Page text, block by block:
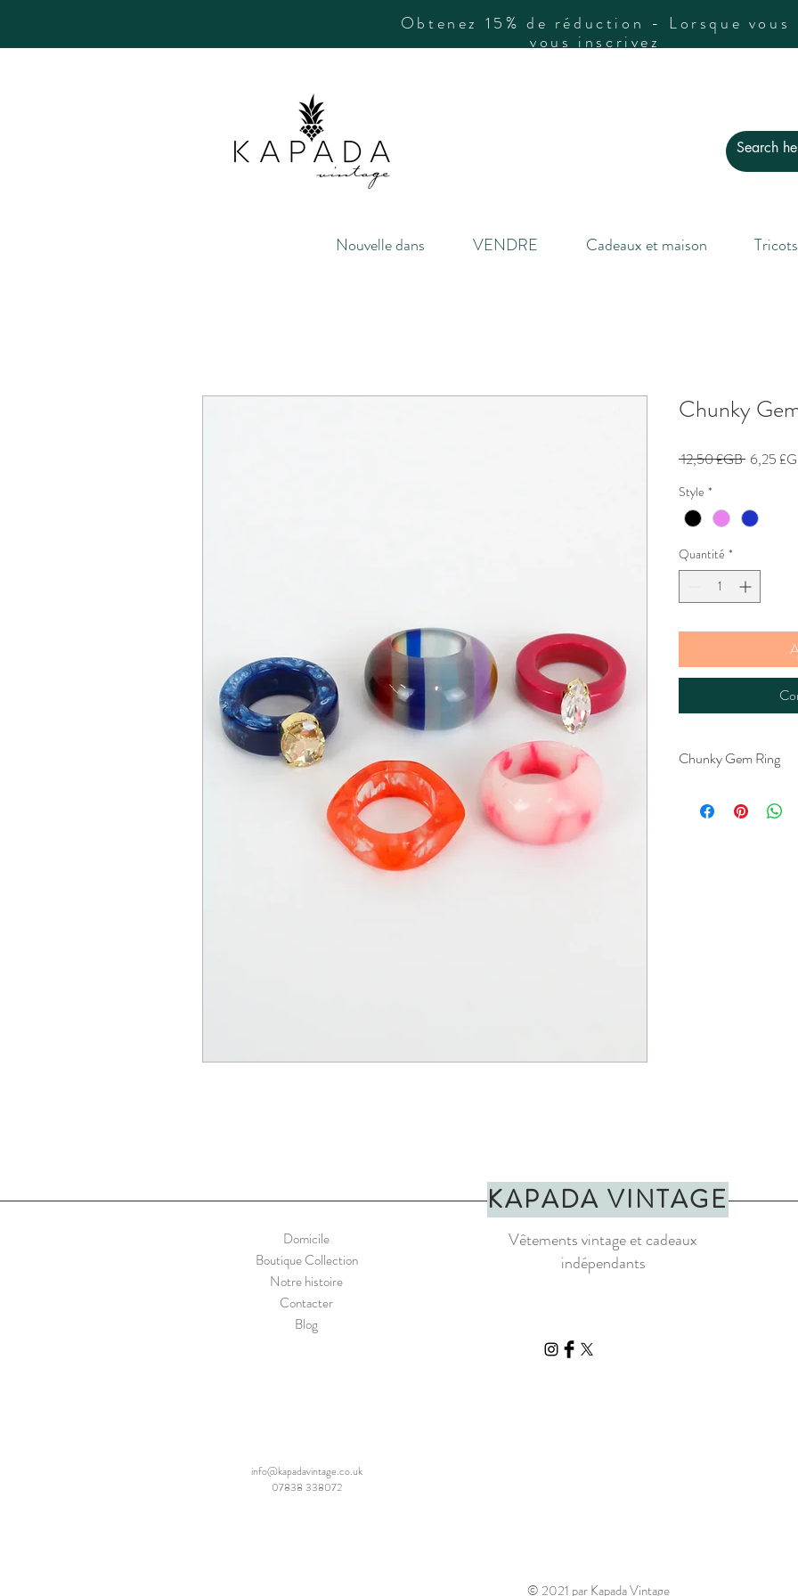
Obtenez 15% de réduction - Lorsque vous
vous inscrivez
Nouvelle dans VENDRE Cadeaux et maison Tricots
Chunky
12,50 £GB Prix
6,25
Style *
Quantité *
Chunky Gem Ring
sizes. Please note:
KAPADA VINTAGE
Domicile
Boutique Collection
Notre histoire
Contacter
Blog
Vêtements vintage et cadeaux
indépendants
info@kapadavintage.co.uk
07838 338072
© 2021 par Kapada Vintage